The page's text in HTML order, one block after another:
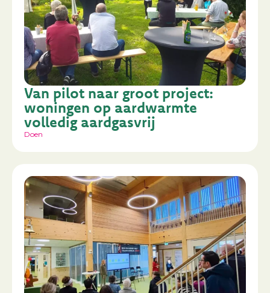
Van pilot naar groot project:
woningen op aardwarmte
volledig aardgasvrij
Doen